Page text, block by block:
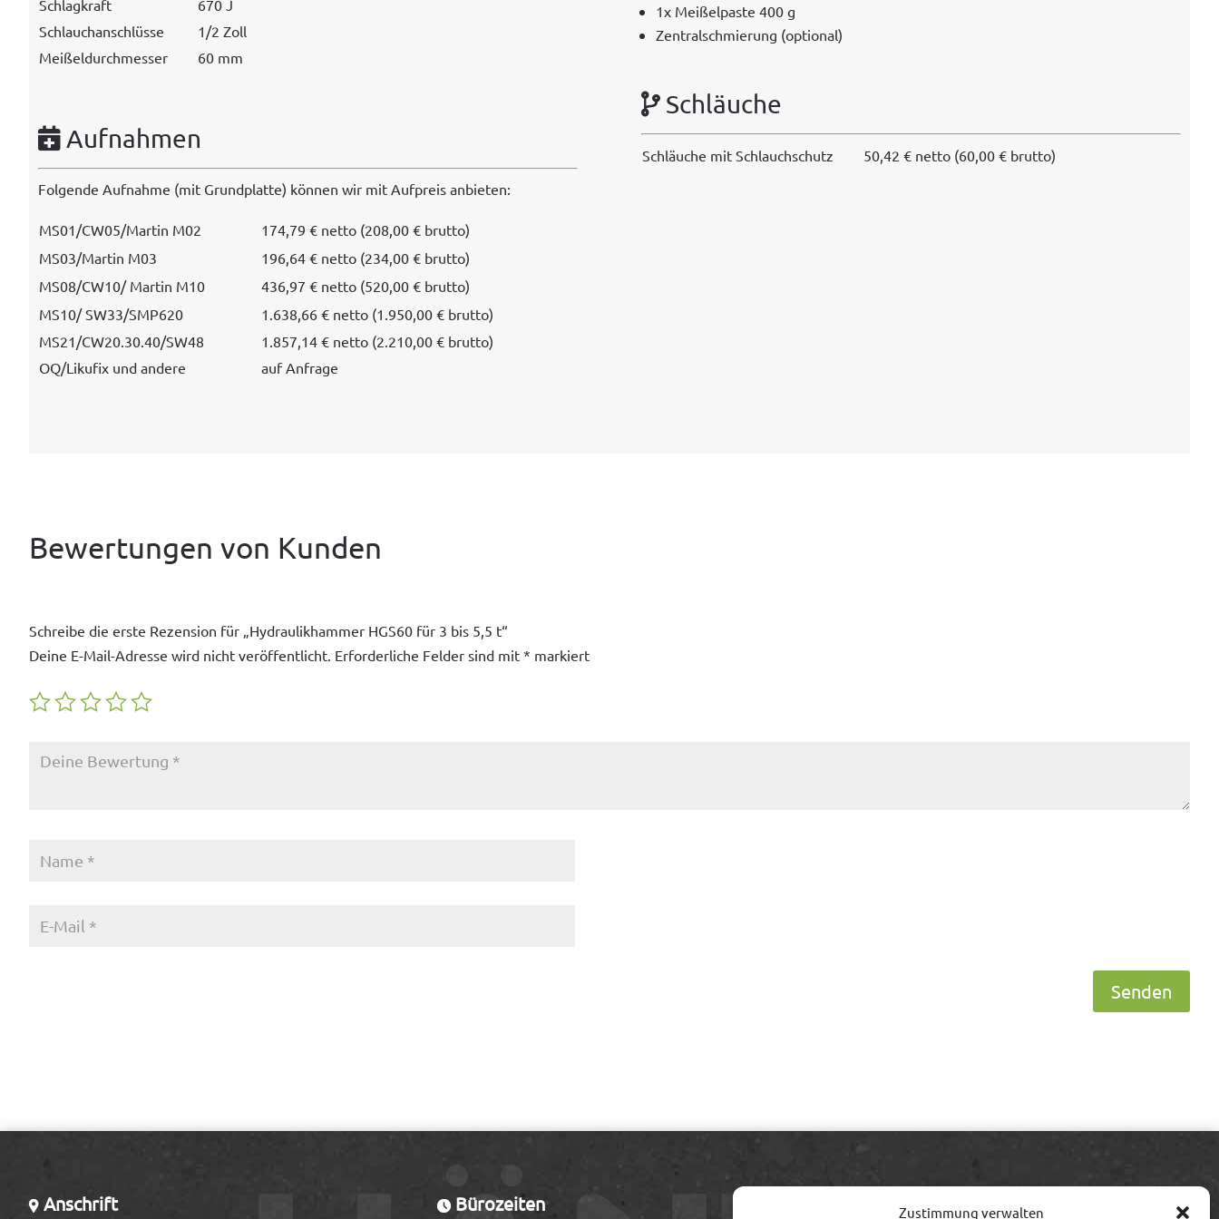
Zustimmung verwalten
Schlagkraft
670 J
Schlauchan­schlüsse
1/2 Zoll
Meißel­durchmess­er
60 mm
Aufnahmen
Fol­gende Auf­nahme (mit Grund­plat­te) kön­nen wir mit Auf­preis anbieten:
MS01/CW05/Martin M02
174,79 € net­to (208,00 € brutto)
MS03/Martin M03
196,64 € net­to (234,00 € brutto)
MS08/CW10/ Mar­tin M10
436,97 € net­to (520,00 € brutto)
MS10/ SW33/SMP620
1.638,66 € net­to (1.950,00 € brutto)
MS21/CW20.30.40/SW48
1.857,14 € net­to (2.210,00 € brutto)
OQ/Likufix und andere
auf Anfrage
1x Meißel­paste 400 g
Zen­tralschmierung (option­al)
Schläuche
Schläuche mit Schlauchschutz 50,42 € net­to (60,00 € brutto)
Bewertungen von Kunden
Schreibe die erste Rezension für „Hydraulikhammer HGS60 für 3 bis 5,5 t“
Deine E-Mail-Adresse wird nicht veröffentlicht. Erforderliche Felder sind mit * markiert
Senden
Anschrift Bürozeiten Information